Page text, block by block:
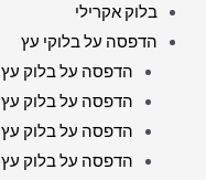
בלוק אקרילי
הדפסה על בלוקי עץ
הדפסה על בלוק עץ 10X10 ס"מ
הדפסה על בלוק עץ 10X15 ס"מ
הדפסה על בלוק עץ 15X15 ס"מ
הדפסה על בלוק עץ 15X20 ס”מ